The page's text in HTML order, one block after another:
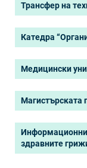
Трансфер на
Катедра
Медицински
Магистърската
Информационни
здравните